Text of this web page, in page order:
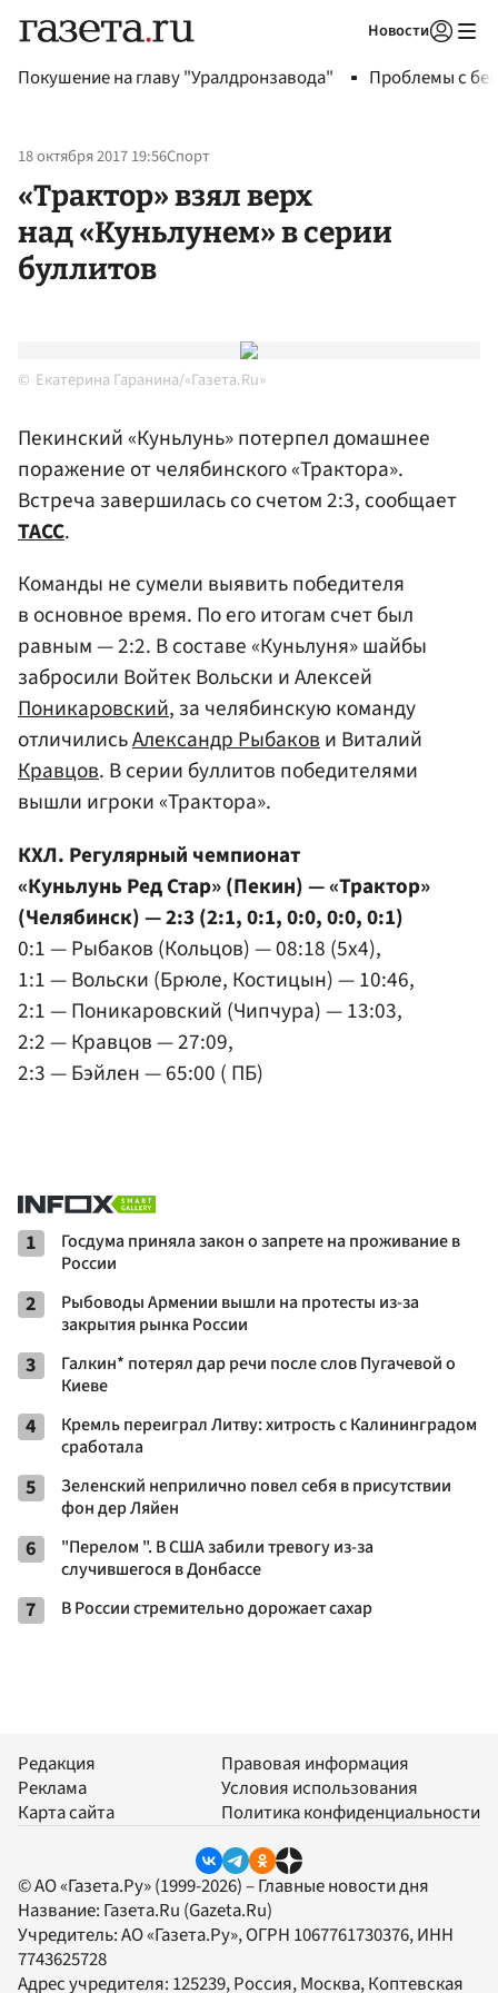
Новости
Покушение на главу "Уралдронзавода" Проблемы с
18 октября 2017 19:56Спорт
«Трактор» взял верх
над «Куньлунем» в серии
буллитов
Екатерина Гаранина/«Газета.Ru»
Пекинский «Куньлунь» потерпел домашнее
поражение от челябинского «Трактора».
Встреча завершилась со счетом 2:3, сообщает
ТАСС.
Команды не сумели выявить победителя
в основное время. По его итогам счет был
равным — 2:2. В составе «Куньлуня» шайбы
забросили Войтек Вольски и Алексей
Поникаровский, за челябинскую команду
отличилисьАлександр Рыбакови Виталий
Кравцов. В серии буллитов победителями
вышли игроки «Трактора».
КХЛ. Регулярный чемпионат
«Куньлунь Ред Стар» (Пекин) — «Трактор»
(Челябинск) — 2:3 (2:1, 0:1, 0:0, 0:0, 0:1)
0:1 — Рыбаков (Кольцов) — 08:18 (5x4),
1:1 — Вольски (Брюле, Костицын) — 10:46,
2:1 — Поникаровский (Чипчура) — 13:03,
2:2 — Кравцов — 27:09,
2:3 — Бэйлен — 65:00 ( ПБ)
1
Госдума приняла закон о запрете на проживание в
России
2
Рыбоводы Армении вышли на протесты из-за
закрытия рынка России
3
Галкин* потерял дар речи после слов Пугачевой о
Киеве
4
Кремль переиграл Литву: хитрость с Калининградом
сработала
5
Зеленский неприлично повел cебя в присутствии
фон дер Ляйен
6
"Перелом ". В США забили тревогу из-за
случившегося в Донбассе
7 В России стремительно дорожает сахар
Редакция
Реклама
Карта сайта
Правовая информация
Условия использования
Политика конфиденциальности
© АО «Газета.Ру» (1999-2026) – Главные новости дня
Название: Газета.Ru (Gazeta.Ru)
Учредитель:АО «Газета.Ру», ОГРН 1067761730376, ИНН
7743625728
Адрес учредителя: 125239, Россия, Москва, Коптевская